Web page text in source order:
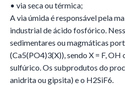
• via seca ou térmica;
A via úmida é responsável pela
industrial de ácido fosfórico.
sedimentares ou magmáticas
(Ca5(PO4)3(X)), sendo X = F, OH
sulfúrico. Os subprodutos do
anidrita ou gipsita) e o H2SiF6.